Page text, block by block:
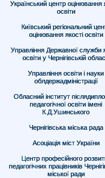
Український центр оцінювання
освіти
Київський регіональний
оцінювання якості освіти
Управління Державної служби
освіти у Чернігівській
Управління освіти і науки
облдержадміністрації
Обласний інститут
педагогічної освіти імені
К.Д.Ушинського
Чернігівська міська рада
Асоціація міст України
Центр професійного
педагогічних працівників
міської ради